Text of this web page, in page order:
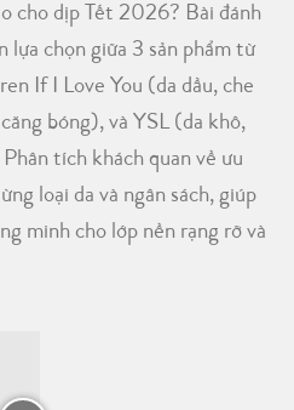
cho dịp Tết 2026? Bài đánh
lựa chọn giữa 3 sản phẩm từ
If I Love You (da dầu, che
bóng), và YSL (da khô,
tích khách quan về ưu
loại da và ngân sách, giúp
minh cho lớp nền rạng rỡ và